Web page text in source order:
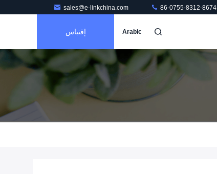
sales@e-linkchina.com 86-0755-8312-8674
Arabic إقتباس